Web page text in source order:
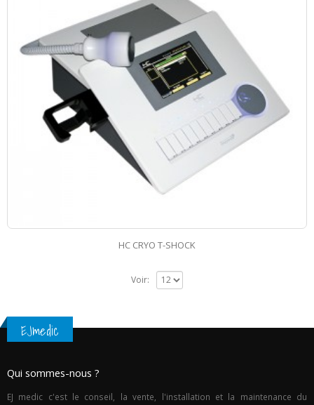
HC CRYO T-SHOCK
Voir:
EJmedic
Qui sommes-nous ?
EJ medic c'est le conseil, la vente, l'installation et la maintenance du